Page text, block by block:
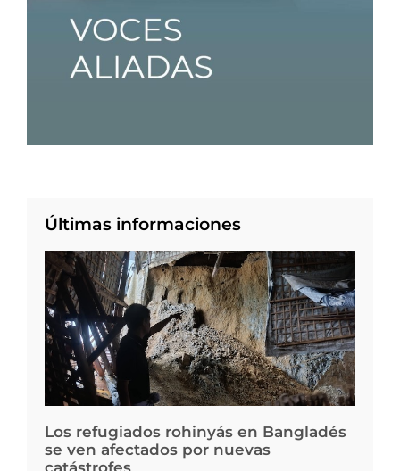
Últimas informaciones
Los refugiados rohinyás en Bangladés
se ven afectados por nuevas
catástrofes